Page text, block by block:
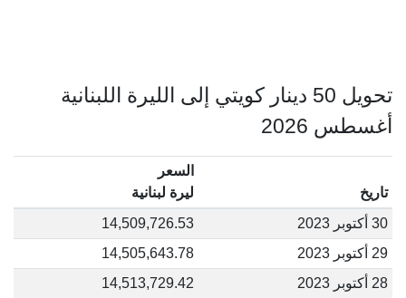
تحويل 50 دينار كويتي إلى الليرة اللبنانية
أغسطس 2026
تاريخ
السعر
ليرة لبنانية
30 أكتوبر 2023
14,509,726.53
29 أكتوبر 2023
14,505,643.78
28 أكتوبر 2023
14,513,729.42